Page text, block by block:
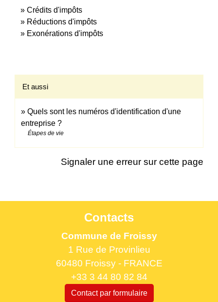
Crédits d'impôts
Réductions d'impôts
Exonérations d'impôts
Et aussi
Quels sont les numéros d'identification d'une
entreprise ?
Étapes de vie
Signaler une erreur sur cette page
Contacts
Commune de Froissy
1 Rue de Provinlieu
60480 Froissy - FRANCE
+33 3 44 80 82 84
Contact par formulaire